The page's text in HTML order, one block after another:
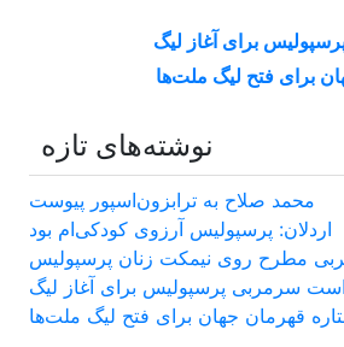
برای آغاز لیگ
نوشته‌های تازه
محمد صلاح به ترابزون‌اسپور پیوست
اردلان: پرسپولیس آرزوی کودکی‌ام بود
مطرح روی نیمکت زنان پرسپولیس
سرمربی پرسپولیس برای آغاز لیگ